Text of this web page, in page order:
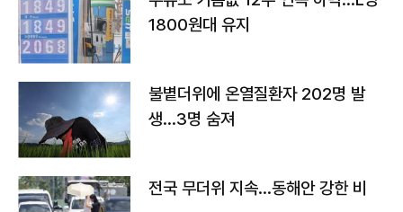
1800원대 유지
불볕더위에 온열질환자 202명 발
생…3명 숨져
전국 무더위 지속…동해안 강한 비